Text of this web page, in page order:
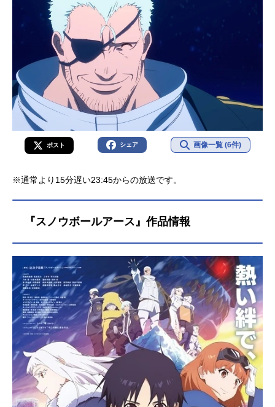
ポスト シェア 画像一覧 (6件)
※通常より15分遅い23:45からの放送です。
『スノウボールアース』作品情報